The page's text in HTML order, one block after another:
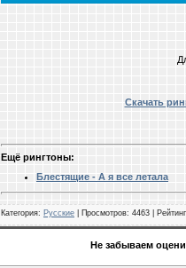
Скачать
Ещё рингтоны:
Блестящие - А я все летала
Категория: Русские Просмотров: 4463 | Рейтинг
Не забываем